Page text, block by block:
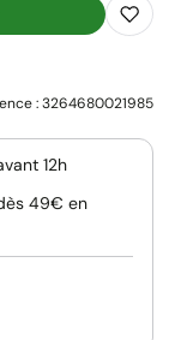
:3264680021985
12h
49€ en